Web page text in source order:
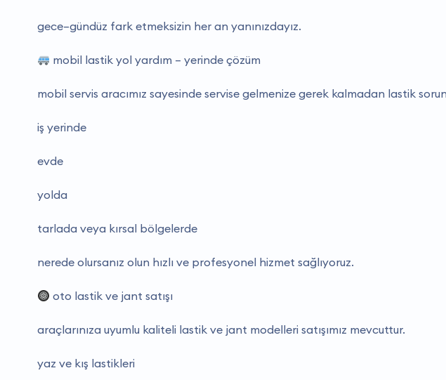
gece–gündüz fark etmeksizin her an yanınızdayız.
mobil lastik yol yardım – yerinde çözüm
mobil servis aracımız sayesinde servise gelmenize gerek kalmadan lastik
i̇ş yerinde
evde
yolda
tarlada veya kırsal bölgelerde
nerede olursanız olun hızlı ve profesyonel hizmet sağlıyoruz.
oto lastik ve jant satışı
araçlarınıza uyumlu kaliteli lastik ve jant modelleri satışımız mevcuttur.
yaz ve kış lastikleri